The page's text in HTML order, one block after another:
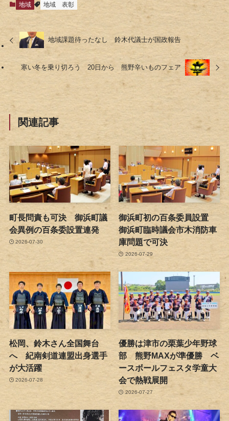
地域 地域 表彰
地域課題待ったなし 鈴木代議士が国政報告
寒い冬を乗り切ろう 20日から 熊野辛いものフェア
関連記事
町長問責も可決 御浜町議
会異例の百条委設置連発
2026-07-30
御浜町初の百条委員設置
御浜町臨時議会市木消防車
庫問題で可決
2026-07-29
松岡、鈴木さん全国舞台
へ 紀南剣道連盟出身選手
が大活躍
2026-07-28
優勝は津市の栗葉少年野球
部 熊野MAXが準優勝 ベ
ースボールフェスタ学童大
会で熱戦展開
2026-07-27